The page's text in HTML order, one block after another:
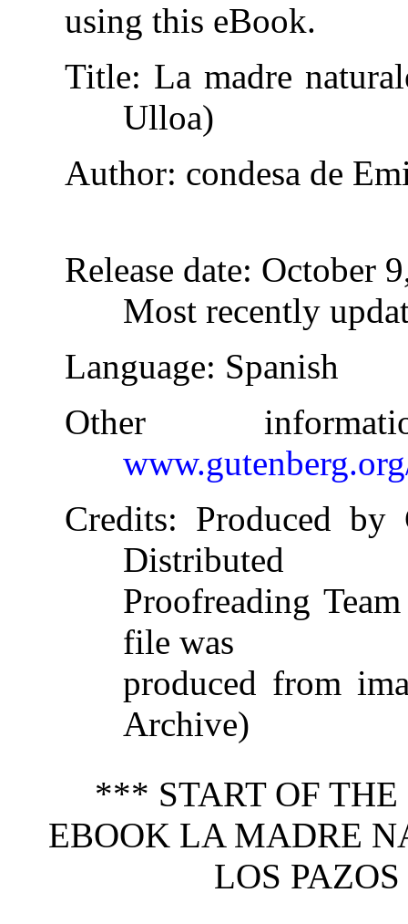
using this eBook.
Title: La madre
Ulloa)
Author: condesa de
Release date: October
Most recently
Language: Spanish
Other
Credits: Produced by
Distributed
Proofreading
file was
produced from
Archive)
*** START OF THE
EBOOK LA MADRE
LOS